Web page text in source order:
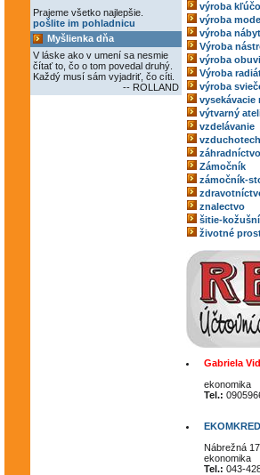
Prajeme všetko najlepšie.
pošlite im pohladnicu
Myšlienka dňa
V láske ako v umení sa nesmie
čítať to, čo o tom povedal druhý.
Každý musí sám vyjadriť, čo cíti.
-- ROLLAND
výroba
výroba
výroba
Výroba
výroba obuvi
Výroba
výroba
vysekávacie
výtvarný
vzdelávanie
záhradníctvo
Zámočník
zámočník-
znalectvo
šitie-
životné
Gabriela
ekonomika
Tel.:
Nábrežná
ekonomika
Tel.: 043-